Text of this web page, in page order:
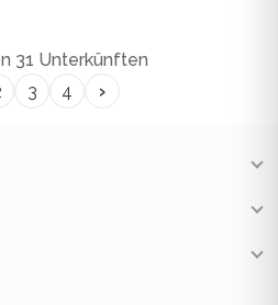
31 Unterkünften
3 4 ›